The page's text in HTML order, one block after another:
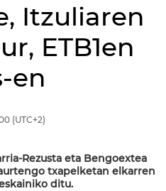
Itzuliaren
ETB1en
en
(UTC+2)
Rezusta eta Bengoextea
txapelketan elkarren
ditu.